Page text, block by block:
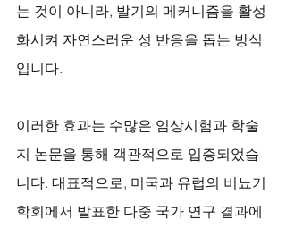
는 것이 아니라, 발기의 메커니즘을 활성
화시켜 자연스러운 성 반응을 돕는 방식
입니다.
이러한 효과는 수많은 임상시험과 학술
지 논문을 통해 객관적으로 입증되었습
니다. 대표적으로, 미국과 유럽의 비뇨기
학회에서 발표한 다중 국가 연구 결과에